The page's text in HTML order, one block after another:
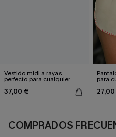
Vestido midi a rayas
perfecto para cualquier
clima
37,00 €
para
sol
COMPRADOS